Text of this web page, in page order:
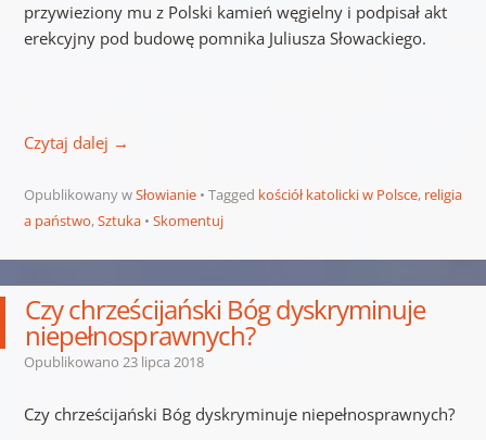
przywieziony mu z Polski kamień węgielny i podpisał akt
erekcyjny pod budowę pomnika Juliusza Słowackiego.
Czytaj dalej →
Opublikowany wSłowianie Tagged kościół katolicki w Polsce, religia
a państwo,Sztuka Skomentuj
Czy chrześcijański Bóg dyskryminuje
niepełnosprawnych?
Opublikowano 23 lipca 2018
Czy chrześcijański Bóg dyskryminuje niepełnosprawnych?